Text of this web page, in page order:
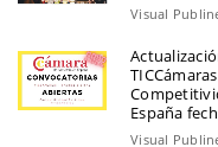
Visual
España
Visual